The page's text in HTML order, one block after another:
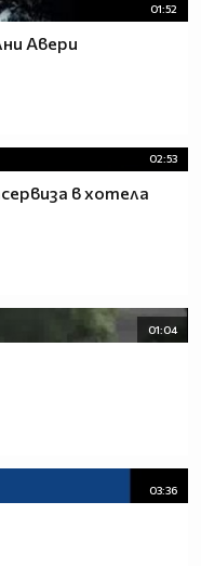
01:52
Авери
02:53
в хотела
01:04
03:36